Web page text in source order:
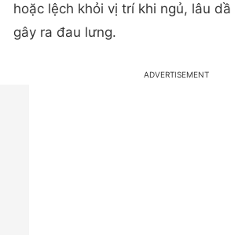
hoặc lệch khỏi vị trí khi ngủ, lâu
gây ra đau lưng.